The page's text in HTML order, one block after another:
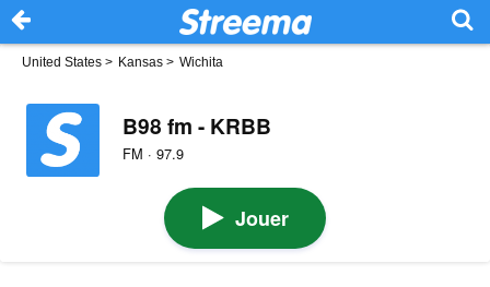
United States > Kansas > Wichita
B98 fm - KRBB
FM · 97.9
Jouer